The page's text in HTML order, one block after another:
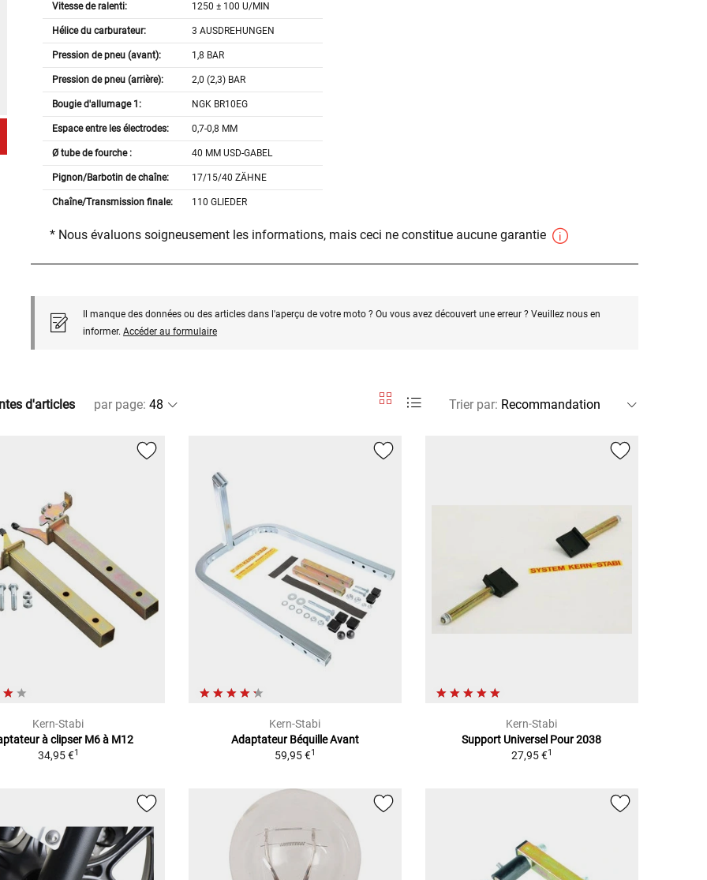
Vitesse de ralenti: 1250 ± 100 U/MIN
Hélice du carburateur: 3 AUSDREHUNGEN
Pression de pneu (avant): 1,8 BAR
Pression de pneu (arrière): 2,0 (2,3) BAR
Bougie d'allumage 1: NGK BR10EG
Espace entre les électrodes: 0,7-0,8 MM
Ø tube de fourche : 40 MM USD-GABEL
Pignon/Barbotin de chaîne: 17/15/40 ZÄHNE
Chaîne/Transmission finale: 110 GLIEDER
* Nous évaluons soigneusement les informations, mais ceci ne constitue aucune garantie
Il manque des données ou des articles dans l'aperçu de votre moto ? Ou vous avez découvert une erreur ? Veuillez nous en
informer. Accéder au formulaire
d'articles par page: Trier par:
Kern-Stabi
à clipser M6 à M12
34,95 €1
Kern-Stabi
Adaptateur Béquille Avant
59,95 €1
Kern-Stabi
Support Universel Pour 2038
27,95 €1